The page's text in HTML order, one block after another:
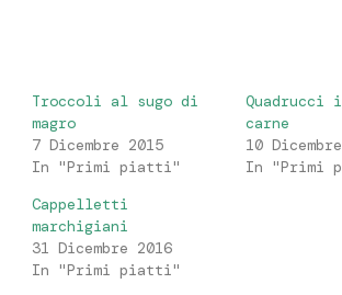
Troccoli al sugo di
magro
7 Dicembre 2015
In "Primi piatti"
Quadrucci
carne
10
In "Primi
Cappelletti
marchigiani
31 Dicembre 2016
In "Primi piatti"